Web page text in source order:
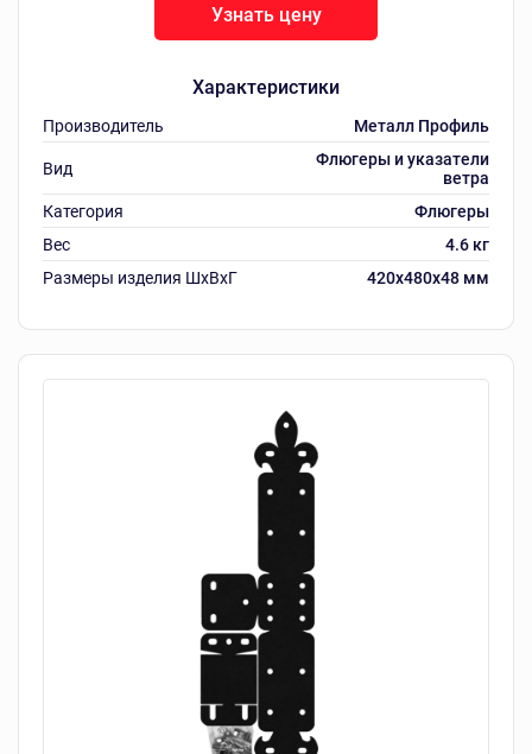
Характеристики
Производитель Металл Профиль
Вид
Флюгеры и указатели
ветра
Категория
Флюгеры
Вес
4.6 кг
Размеры изделия ШxВxГ
420x480x48 мм
Узнать цену